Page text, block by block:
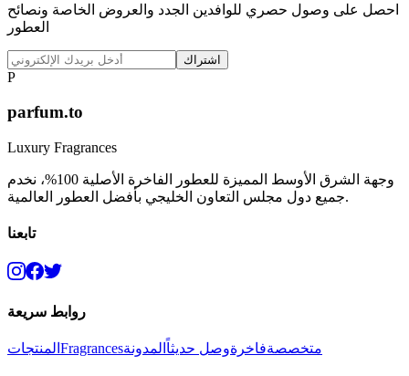
احصل على وصول حصري للوافدين الجدد والعروض الخاصة ونصائح
العطور
اشتراك
P
parfum.to
Luxury Fragrances
وجهة الشرق الأوسط المميزة للعطور الفاخرة الأصلية 100%، نخدم
جميع دول مجلس التعاون الخليجي بأفضل العطور العالمية.
تابعنا
روابط سريعة
المنتجات Fragrances متخصصةفاخرةوصل حديثاً المدونة